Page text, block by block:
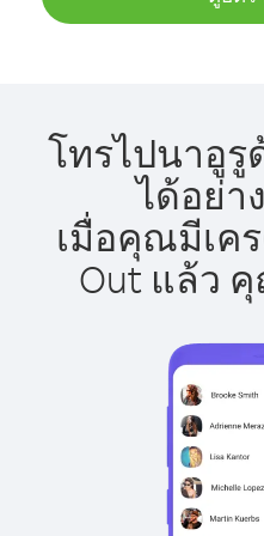
โทรไปนาอูรู
ได้อย่า
เมื่อคุณมีเค
Out แล้ว